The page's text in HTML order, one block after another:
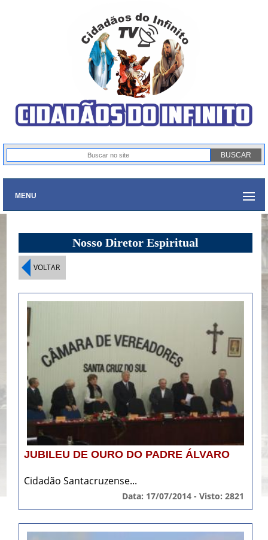
MENU
Nosso Diretor Espiritual
VOLTAR
JUBILEU DE OURO DO PADRE ÁLVARO
Cidadão Santacruzense...
Data: 17/07/2014 - Visto: 2821